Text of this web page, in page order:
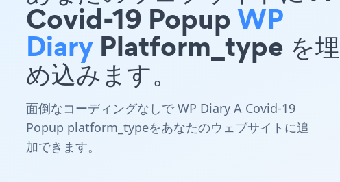
Covid-19 PopupWP
Diary Platform_type を埋
め込みます。
面倒なコーディングなしで WP Diary A Covid-19
Popup platform_typeをあなたのウェブサイトに追
加できます。